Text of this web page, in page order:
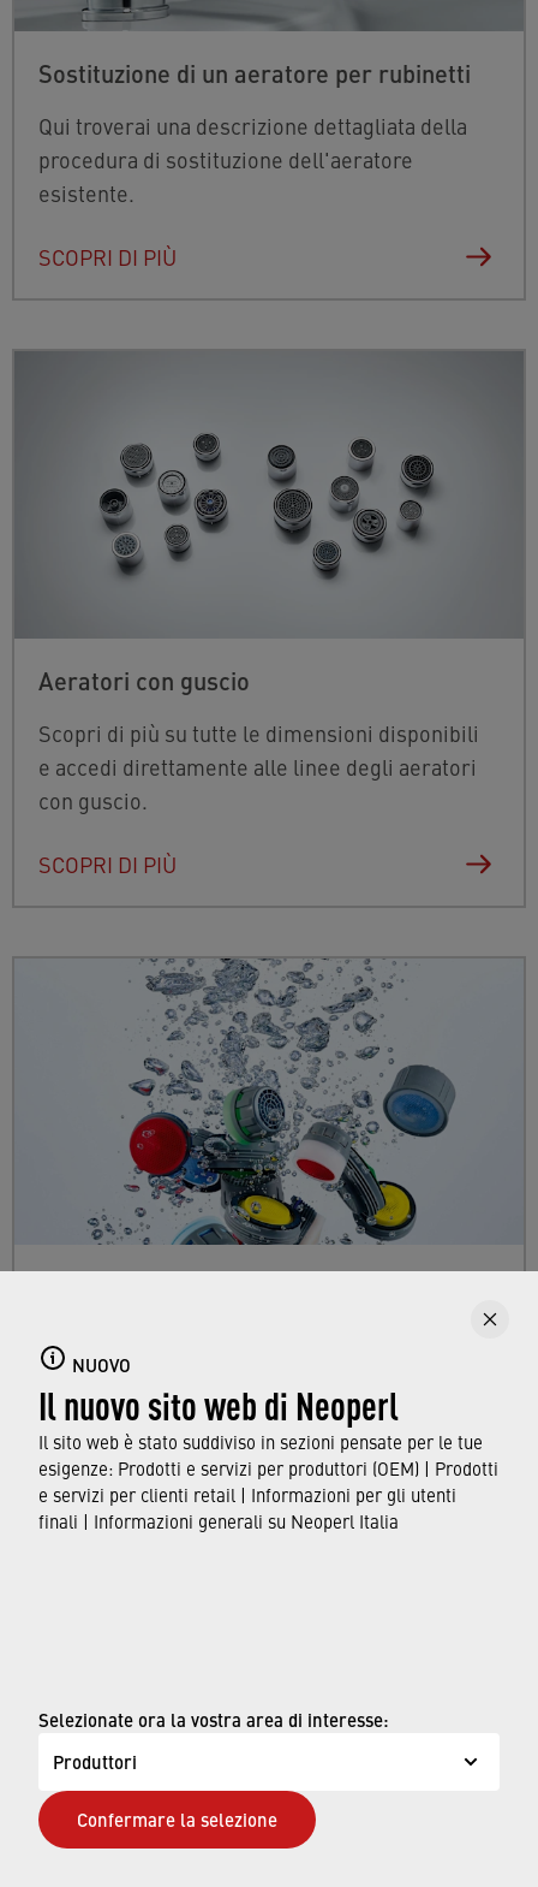
NUOVO
Il nuovo sito web di Neoperl
Il sito web è stato suddiviso in sezioni pensate per le tue
esigenze: Prodotti e servizi per produttori (OEM) | Prodotti
e servizi per clienti retail | Informazioni per gli utenti
finali | Informazioni generali su Neoperl Italia
Selezionate ora la vostra area di interesse:
Produttori
Confermare la selezione
Sostituzione di un aeratore per rubinetti
Qui troverai una descrizione dettagliata della
procedura di sostituzione dell'aeratore
esistente.
SCOPRI DI PIÙ
Aeratori con guscio
Scopri di più su tutte le dimensioni disponibili
e accedi direttamente alle linee degli aeratori
con guscio.
SCOPRI DI PIÙ
Qui puoi trovare informazioni sugli aeratori per
rubinetti, incluse caratteristiche e funzionalità,
nonché sugli standard e le approvazioni a cui
sono conformi.
SCOPRI DI PIÙ
Condizioni d'uso
D.Lgs.231/Neoperl Italia